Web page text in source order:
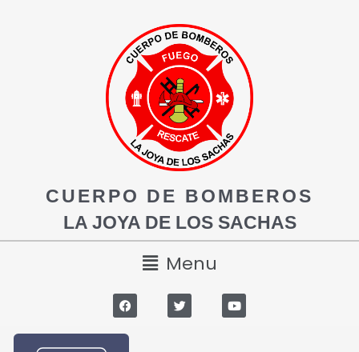
CUERPO DE BOMBEROS
LA JOYA DE LOS SACHAS
Menu